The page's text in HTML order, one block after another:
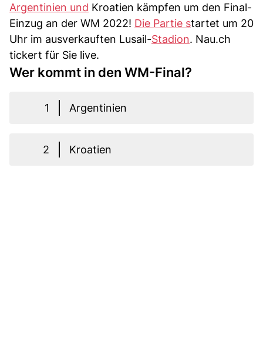
Argentinien und Kroatien kämpfen um den Final-
Einzug an der WM 2022! Die Partie startet um 20
Uhr im ausverkauften Lusail-Stadion. Nau.ch
tickert für Sie live.
Wer kommt in den WM-Final?
1 Argentinien
2 Kroatien